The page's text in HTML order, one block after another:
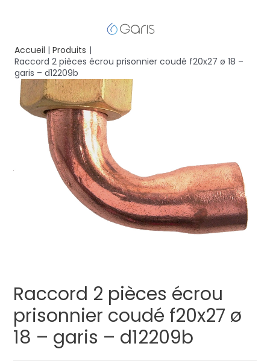
Accueil
Produits
Raccord 2 pièces écrou prisonnier coudé f20x27 ø 18 –
garis – d12209b
Raccord 2 pièces écrou
prisonnier coudé f20x27 ø
18 – garis – d12209b